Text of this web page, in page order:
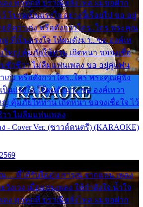
ลง ทุกทุกที่ ปราณีหลั่งไหล ผมขอฝาก
โปรดเป็นแรงใจ อย่างนี้เรื่อยไป ขอ อยู่
ยคิดว่าเก่ง หรือดังกว่าใคร..ใคร พระคุณ
ที่เป็นแรงใจ ให้ผมดังมา.. ขอ องค์เท
ใหญ่ คุ้มภัยให้ท่าน เถิดหนา ขอจงเชื่อ
บชั่วชีวา ไม่ลืมแฟนเพลง ขอ อยู่คู่แฟน
เก่ง หรือดังกว่าใคร..ใคร พระคุณผู้ฟัง
นแรงใจ ให้ผมดังมา.. ขอ องค์เทวา
คุ้มภัยให้ท่าน เถิดหนา ขอจงเชื่อใจ ไว้
วา ไม่ลืมแฟนเพลง
Cover Ver. (ซาวด์ดนตรี) (KARAOKE)
ที่ได้รับไออุ่น การุณ จากแฟน เพลง
งเวง เมื่อแฟนเพลง ให้กำลังใจ น้ำใจ
ลง ทุกทุกที่ ปราณีหลั่งไหล ผมขอฝาก